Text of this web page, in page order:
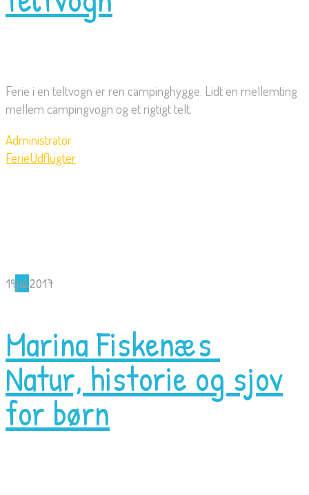
Ferie i en teltvogn er ren campinghygge. Lidt en mellemting
mellem campingvogn og et rigtigt telt.
Administrator
FerieUdflugter
19jul2017
Marina Fiskenæs 
Natur, historie og sjov
for børn